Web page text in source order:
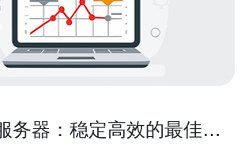
务器：稳定高效的最佳选